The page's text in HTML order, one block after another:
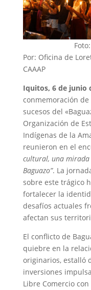
Por: Oficina de
CAAAP
Iquitos, 6 de junio
conmemoración de
sucesos del
Organización de
Indígenas de la
reunieron en el
cultural, una mirada
Baguazo”. La
sobre este trágico
fortalecer la
desafíos actuales
afectan sus
El conflicto de
quiebre en la
originarios, estalló
inversiones
Libre Comercio